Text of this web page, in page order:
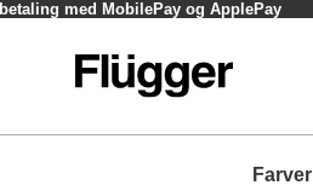
med MobilePay og ApplePay
Farver